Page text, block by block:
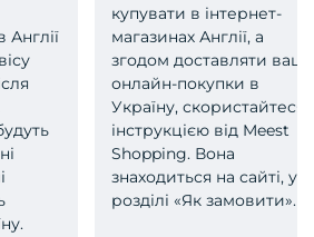
Англії
купувати в інтернет-
магазинах Англії, а
згодом доставляти ваші
онлайн-покупки в
Україну, скористайтеся
інструкцією від Meest
Shopping. Вона
знаходиться на сайті, у
розділі «Як замовити».